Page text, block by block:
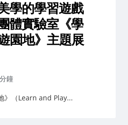
學的學習遊戲
體實驗室《學
園地》主題展
鐘
》（Learn and Play...